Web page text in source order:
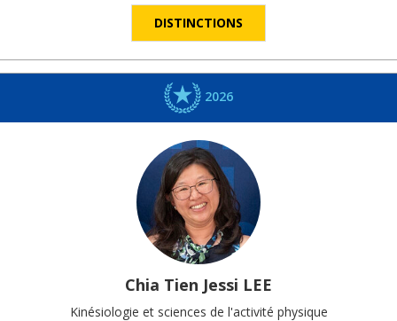
DISTINCTIONS
2026
Chia Tien Jessi LEE
Kinésiologie et sciences de l'activité physique